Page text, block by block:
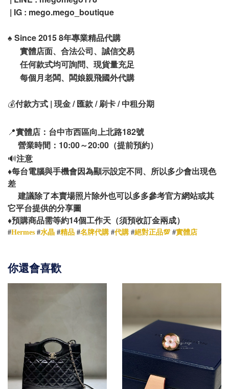
| IG : mego.mego_boutique
♠️ Since 2015 8年專業精品代購
實體店面、合法公司、誠信交易
任何款式均可詢問、現貨量充足
每個月老闆、闆娘親飛國外代購
💰付款方式 | 現金 / 匯款 / 刷卡 / 中租分期
📍實體店：台中市西區向上北路182號
營業時間：10:00～20:00（提前預約）
🔊注意
♦️每台電腦與手機會因為顯示設定不同、所以多少會出現色
差
建議除了本賣場照片除外也可以多多參考官方網站或其
它平台提供的分享圖
♦️預購商品需等約14個工作天（須預收訂金兩成）
#Hermes #水晶 #精品 #名牌代購 #代購 #絕對正品💯 #實體店
你還會喜歡